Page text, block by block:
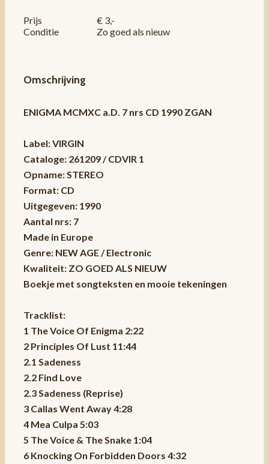
Prijs
€ 3,-
Conditie
Zo goed als nieuw
Omschrijving
ENIGMA MCMXC a.D. 7 nrs CD 1990 ZGAN
Label: VIRGIN
Cataloge: 261209 / CDVIR 1
Opname: STEREO
Format: CD
Uitgegeven: 1990
Aantal nrs: 7
Made in Europe
Genre: NEW AGE / Electronic
Kwaliteit: ZO GOED ALS NIEUW
Boekje met songteksten en mooie tekeningen
Tracklist:
1 The Voice Of Enigma 2:22
2 Principles Of Lust 11:44
2.1 Sadeness
2.2 Find Love
2.3 Sadeness (Reprise)
3 Callas Went Away 4:28
4 Mea Culpa 5:03
5 The Voice & The Snake 1:04
6 Knocking On Forbidden Doors 4:32